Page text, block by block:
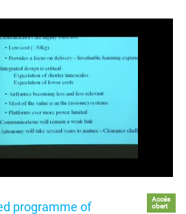
programme of
Accés
obert